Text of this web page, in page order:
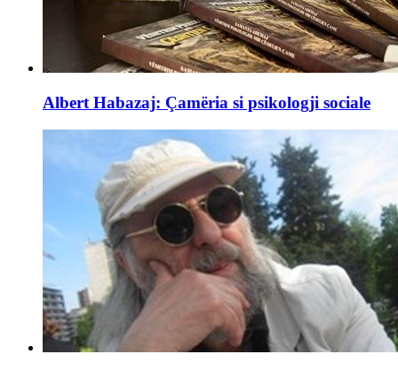
Albert Habazaj: Çamëria si psikologji sociale